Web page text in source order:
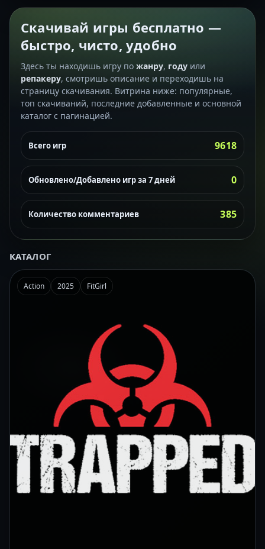
Скачивай игры бесплатно —
быстро, чисто, удобно
Здесь ты находишь игру по жанру, году или
репакеру, смотришь описание и переходишь на
страницу скачивания. Витрина ниже: популярные,
топ скачиваний, последние добавленные и основной
каталог с пагинацией.
Всего игр 9618
Обновлено/Добавлено игр за 7 дней 0
Количество комментариев 385
КАТАЛОГ
Action 2025 FitGirl